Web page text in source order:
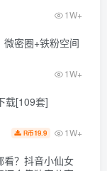
1W+
密圈+铁粉空间
1W+
载[109套]
R币19.9 1W+
看？抖音小仙女